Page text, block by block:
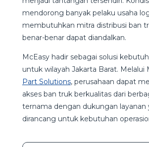
mendorong banyak pelaku usaha
membutuhkan mitra distribusi ban
benar-benar dapat diandalkan.
McEasy hadir sebagai solusi
untuk wilayah Jakarta Barat. Melalui
Part Solutions, perusahaan dapat
akses ban truk berkualitas dari
ternama dengan dukungan layanan
dirancang untuk kebutuhan